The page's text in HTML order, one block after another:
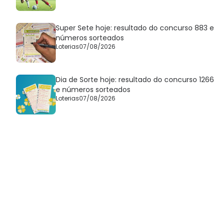
Super Sete hoje: resultado do concurso 883 e
números sorteados
Loterias07/08/2026
Dia de Sorte hoje: resultado do concurso 1266
e números sorteados
Loterias07/08/2026